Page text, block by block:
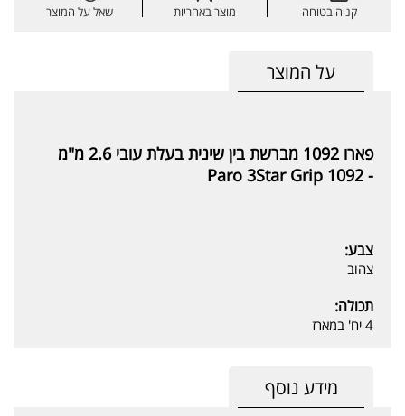
קניה בטוחה מוצר באחריות שאל על המוצר
על המוצר
פארו 1092 מברשת בין שינית בעלת עובי 2.6 מ"מ
-
Paro 3Star Grip 1092
צבע:
צהוב
תכולה:
4 יח' במארז
מידע נוסף